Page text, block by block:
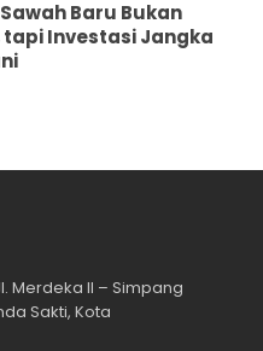
Sawah Baru Bukan
Investasi Jangka
Merdeka II – Simpang
Sakti, Kota